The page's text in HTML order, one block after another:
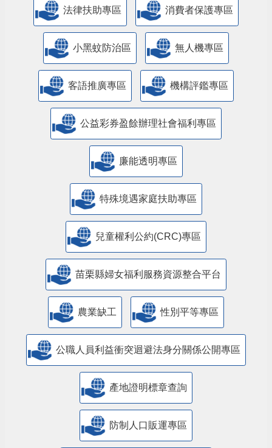
法律扶助專區 消費者保護專區
小黑蚊防治區 無人機專區
客語推廣專區 機構評鑑專區
公益彩券盈餘辦理社會福利專區
廉能透明專區
特殊境遇家庭扶助專區
兒童權利公約(CRC)專區
苗栗縣婦女福利服務資源整合平台
農業缺工 性別平等專區
公職人員利益衝突迴避法身分關係公開專區
產地證明標章查詢
防制人口販運專區